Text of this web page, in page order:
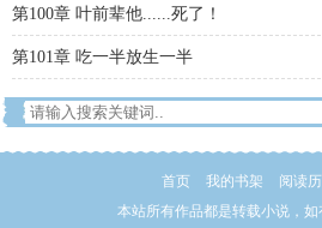
第100章 叶前辈他......死了！
第101章 吃一半放生一半
首页 我的书架 阅读
本站所有作品都是转载小说，如